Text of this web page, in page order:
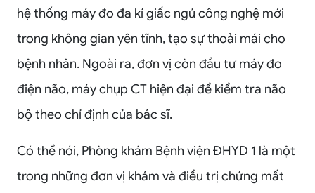
hệ thống máy đo đa kí giấc ngủ công nghệ mới
trong không gian yên tĩnh, tạo sự thoải mái cho
bệnh nhân. Ngoài ra, đơn vị còn đầu tư máy đo
điện não, máy chụp CT hiện đại để kiểm tra não
bộ theo chỉ định của bác sĩ.
Có thể nói, Phòng khám Bệnh viện ĐHYD 1 là một
trong những đơn vị khám và điều trị chứng mất